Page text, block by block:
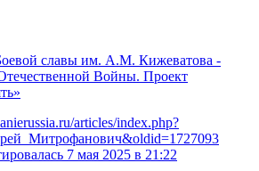
славы им. А.М. Кижеватова -
Войны. Проект
articles/index.php?
7 мая 2025 в 21:22